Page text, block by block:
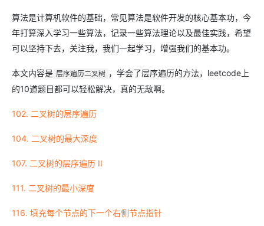
算法是计算机软件的基础，常见算法是软件开发的核心基本功，今
年打算深入学习一些算法，记录一些算法理论以及最佳实践，希望
可以坚持下去，关注我，我们一起学习，增强我们的基本功。
本文内容是 层序遍历二叉树 ，学会了层序遍历的方法，leetcode上
的10道题目都可以轻松解决，真的无敌啊。
102. 二叉树的层序遍历
104. 二叉树的最大深度
107. 二叉树的层序遍历 II
111. 二叉树的最小深度
116. 填充每个节点的下一个右侧节点指针